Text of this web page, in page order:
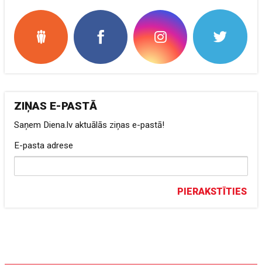
ZIŅAS E-PASTĀ
Saņem Diena.lv aktuālās ziņas e-pastā!
E-pasta adrese
PIERAKSTĪTIES